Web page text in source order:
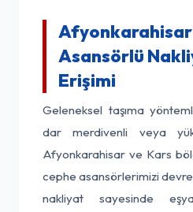
Asansörlü
Erişimi
Geleneksel taşıma
dar merdivenli veya
Afyonkarahisar ve Kars
cephe asansörlerimizi
nakliyat sayesinde